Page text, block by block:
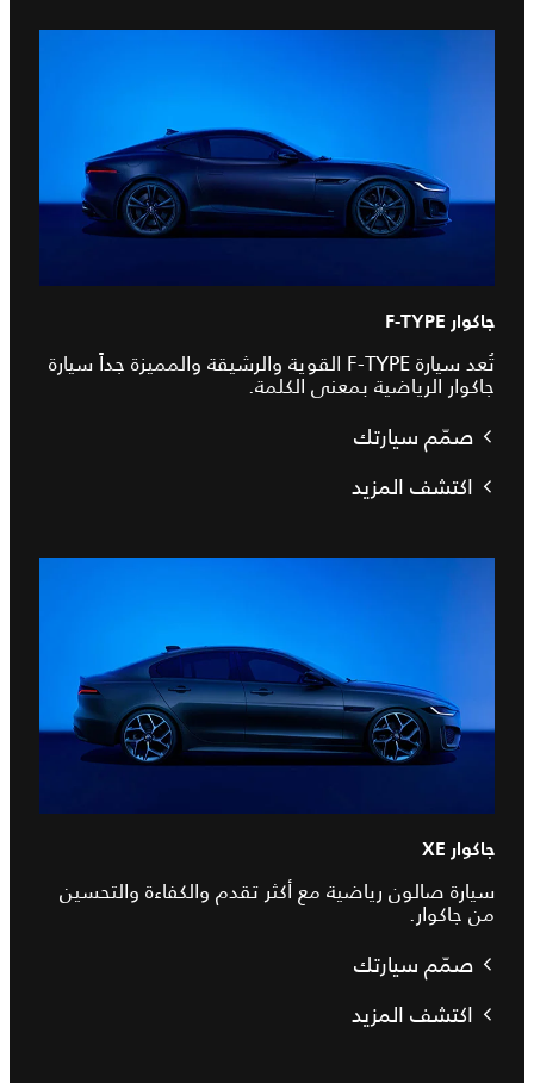
جاكوار F-TYPE
تُعد سيارة F-TYPE القوية والرشيقة والمميزة جداً سيارة
جاكوار الرياضية بمعنى الكلمة.
صمّم سيارتك
اكتشف المزيد
جاكوار XE
سيارة صالون رياضية مع أكثر تقدم والكفاءة والتحسين
من جاكوار.
صمّم سيارتك
اكتشف المزيد